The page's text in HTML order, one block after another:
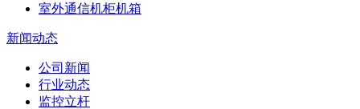
室外通信机柜机箱
新闻动态
公司新闻
行业动态
监控立杆